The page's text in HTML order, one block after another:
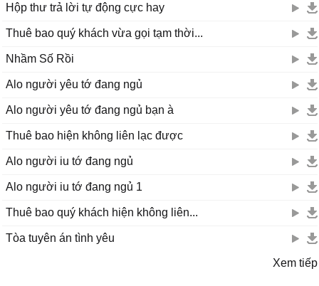
Hộp thư trả lời tự động cực hay
Thuê bao quý khách vừa gọi tạm thời...
Nhầm Số Rồi
Alo người yêu tớ đang ngủ
Alo người yêu tớ đang ngủ bạn à
Thuê bao hiện không liên lạc được
Alo người iu tớ đang ngủ
Alo người iu tớ đang ngủ 1
Thuê bao quý khách hiện không liên...
Tòa tuyên án tình yêu
Xem tiếp